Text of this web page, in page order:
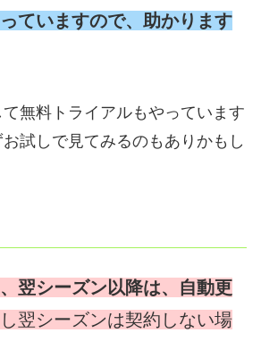
ていますので、助かります
無料トライアルもやっています
試しで見てみるのもありかもし
翌シーズン以降は、自動更
翌シーズンは契約しない場